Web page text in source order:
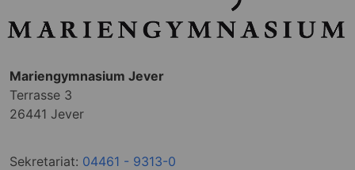
Mariengymnasium Jever
Terrasse 3
26441 Jever
Sekretariat: 04461 - 9313-0